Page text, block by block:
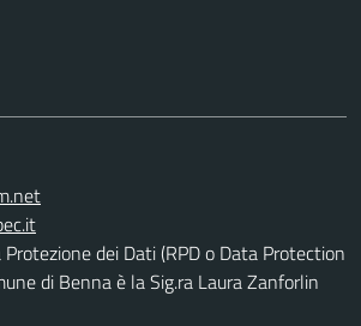
dei Dati (RPD o Data Protection
di Benna è la Sig.ra Laura Zanforlin